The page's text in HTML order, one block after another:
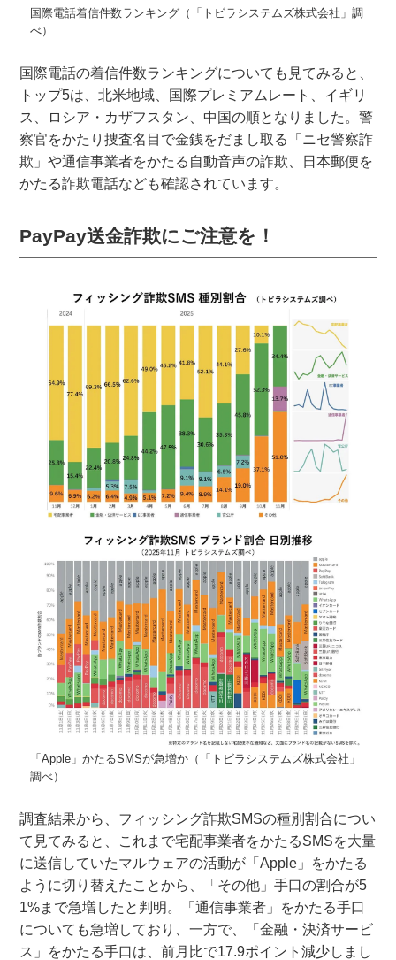
国際電話着信件数ランキング（「トビラシステムズ株式会社」調
べ）
国際電話の着信件数ランキングについても見てみると、
トップ5は、北米地域、国際プレミアムレート、イギリ
ス、ロシア・カザフスタン、中国の順となりました。警
察官をかたり捜査名目で金銭をだまし取る「ニセ警察詐
欺」や通信事業者をかたる自動音声の詐欺、日本郵便を
かたる詐欺電話なども確認されています。
PayPay送金詐欺にご注意を！
「Apple」かたるSMSが急増か（「トビラシステムズ株式会社」
調べ）
調査結果から、フィッシング詐欺SMSの種別割合につい
て見てみると、これまで宅配事業者をかたるSMSを大量
に送信していたマルウェアの活動が「Apple」をかたる
ように切り替えたことから、「その他」手口の割合が5
1%まで急増したと判明。「通信事業者」をかたる手口
についても急増しており、一方で、「金融・決済サービ
ス」をかたる手口は、前月比で17.9ポイント減少しまし